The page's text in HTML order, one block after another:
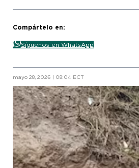
Compártelo en:
Síguenos en WhatsApp
mayo 28, 2026 | 08:04 ECT